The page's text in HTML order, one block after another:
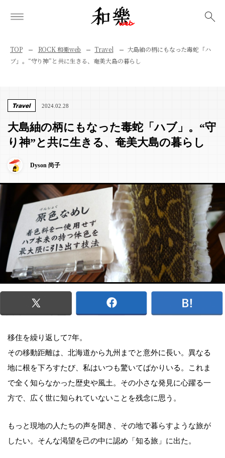
TOP ROCK 和樂web Travel
大島紬の柄にもなった毒蛇「ハ
ブ」。“守り神”と共に生きる、奄美大島の暮らし
Travel 2024.02.28
大島紬の柄にもなった毒蛇「ハブ」。“守
り神”と共に生きる、奄美大島の暮らし
Dyson 尚子
移住を繰り返して7年。
その移動距離は、北海道から九州までと意外に長い。異なる
地に根を下ろすたび、私はいつも驚いてばかりいる。これま
で全く知らなかった歴史や風土。その小さな発見に心躍る一
方で、広く世に知られていないことを残念に思う。
もっと現地の人たちの声を聞き、その地で暮らすような旅が
したい。そんな渇望を己の中に認め「知る旅」に出た。